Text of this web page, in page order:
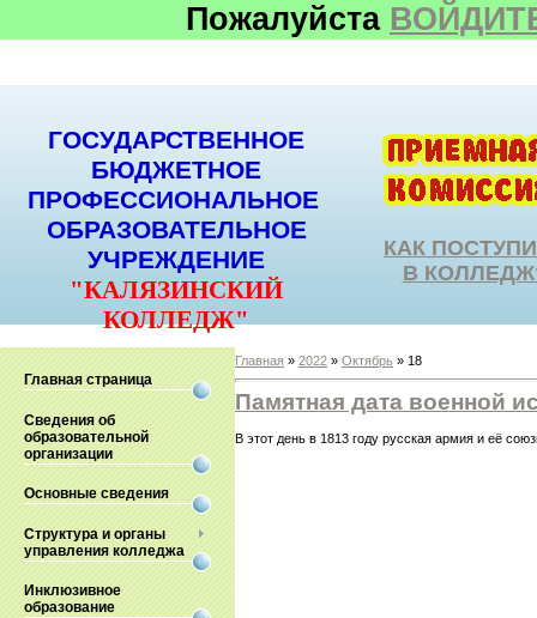
Пожалуйста
ГОСУДАРСТВЕННОЕ
БЮДЖЕТНОЕ
ПРОФЕССИОНАЛЬНОЕ
ОБРАЗОВАТЕЛЬНОЕ
УЧРЕЖДЕНИЕ
"КАЛЯЗИНСКИЙ
КОЛЛЕДЖ"
КАК
В
Главная страница
Сведения об
образовательной
организации
Основные сведения
Структура и органы
управления колледжа
Инклюзивное
образование
Главная » 2022 » Октябрь » 18
Памятная дата военной
В этот день в 1813 году русская армия и её